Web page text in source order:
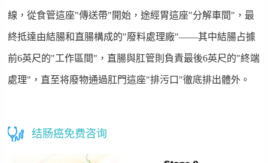
線，從食管這座"傳送帶"開始，途經胃這座"分解車間"，最
終抵達由結腸和直腸構成的"廢料處理廠"——其中結腸占據
前6英尺的"工作區間"，直腸與肛管則負責最後6英尺的"終端
處理"，直至将廢物通過肛門這座"排污口"徹底排出體外。
结肠癌免费咨询